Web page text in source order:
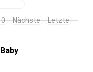
Nächste Letzte